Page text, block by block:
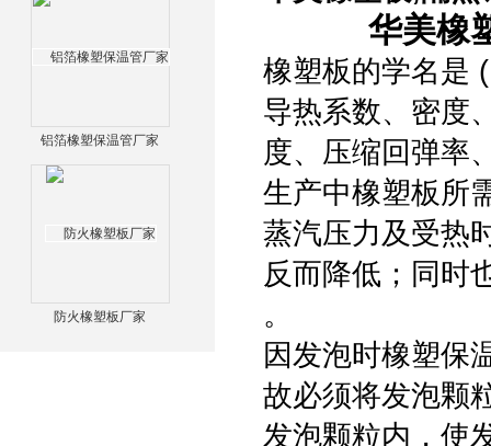
铝箔橡塑保温管厂家
防火橡塑板厂家
华美橡
橡塑板的学名是
导热系数、密度
度、压缩回弹率
生产中橡塑板所
蒸汽压力及受热
反而降低；同时
。
因发泡时橡塑保
故必须将发泡颗
发泡颗粒内，使